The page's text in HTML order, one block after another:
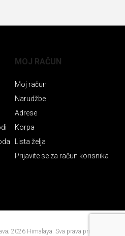
MOJ RAČUN
Moj račun
Narudžbe
Adrese
Korpa
Lista želja
Prijavite se za račun korisnika
2026 Himalaya. Sva prava pridržana.